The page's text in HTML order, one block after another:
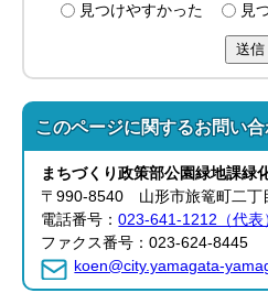
見つけやすかった
見
送信
このページに関するお問い
まちづくり政策部公園緑地課緑
〒990-8540 山形市旅篭町二丁
電話番号：023-641-1212（代表
ファクス番号：023-624-8445
koen@city.yamagata-